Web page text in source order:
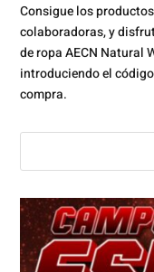
Consigue los
colaboradoras, y
de ropa AECN Natural
introduciendo el
compra.